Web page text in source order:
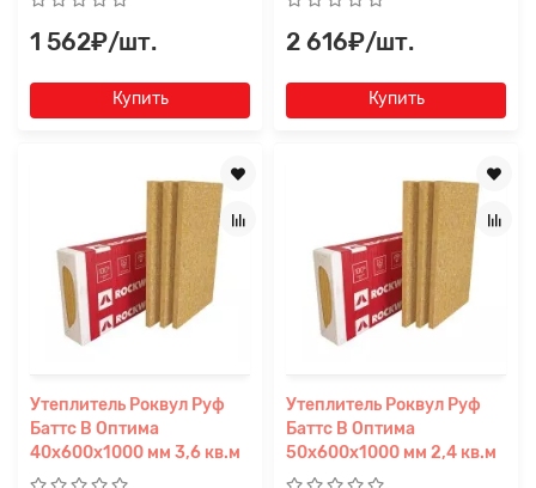
1 562₽/шт.
Купить
2 616₽/шт.
Купить
Утеплитель Роквул Руф
Баттс В Оптима
40х600х1000 мм 3,6 кв.м
Утеплитель Роквул Руф
Баттс В Оптима
50х600х1000 мм 2,4 кв.м